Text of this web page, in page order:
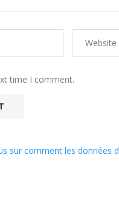
time I comment.
sur comment les données